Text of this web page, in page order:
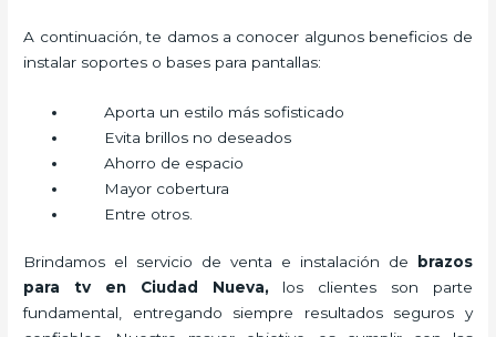
A continuación, te damos a conocer algunos beneficios de
instalar soportes o bases para pantallas:
Aporta un estilo más sofisticado
Evita brillos no deseados
Ahorro de espacio
Mayor cobertura
Entre otros.
Brindamos el servicio de venta e instalación de
brazos
para tv en Ciudad Nueva, los clientes son parte
fundamental, entregando siempre resultados seguros y